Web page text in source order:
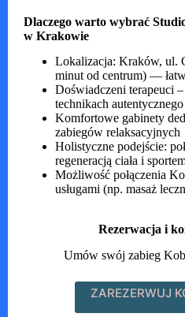
Dlaczego warto wybrać
w Krakowie
Lokalizacja: Kraków, ul.
minut od centrum) —
Doświadczeni terapeuci
technikach
Komfortowe gabinety
zabiegów relaksacyjnych
Holistyczne podejście:
regeneracją ciała i
Możliwość połączenia
usługami (np. masaż
Rezerwacja i
Umów swój zabieg
ZAREZERWUJ